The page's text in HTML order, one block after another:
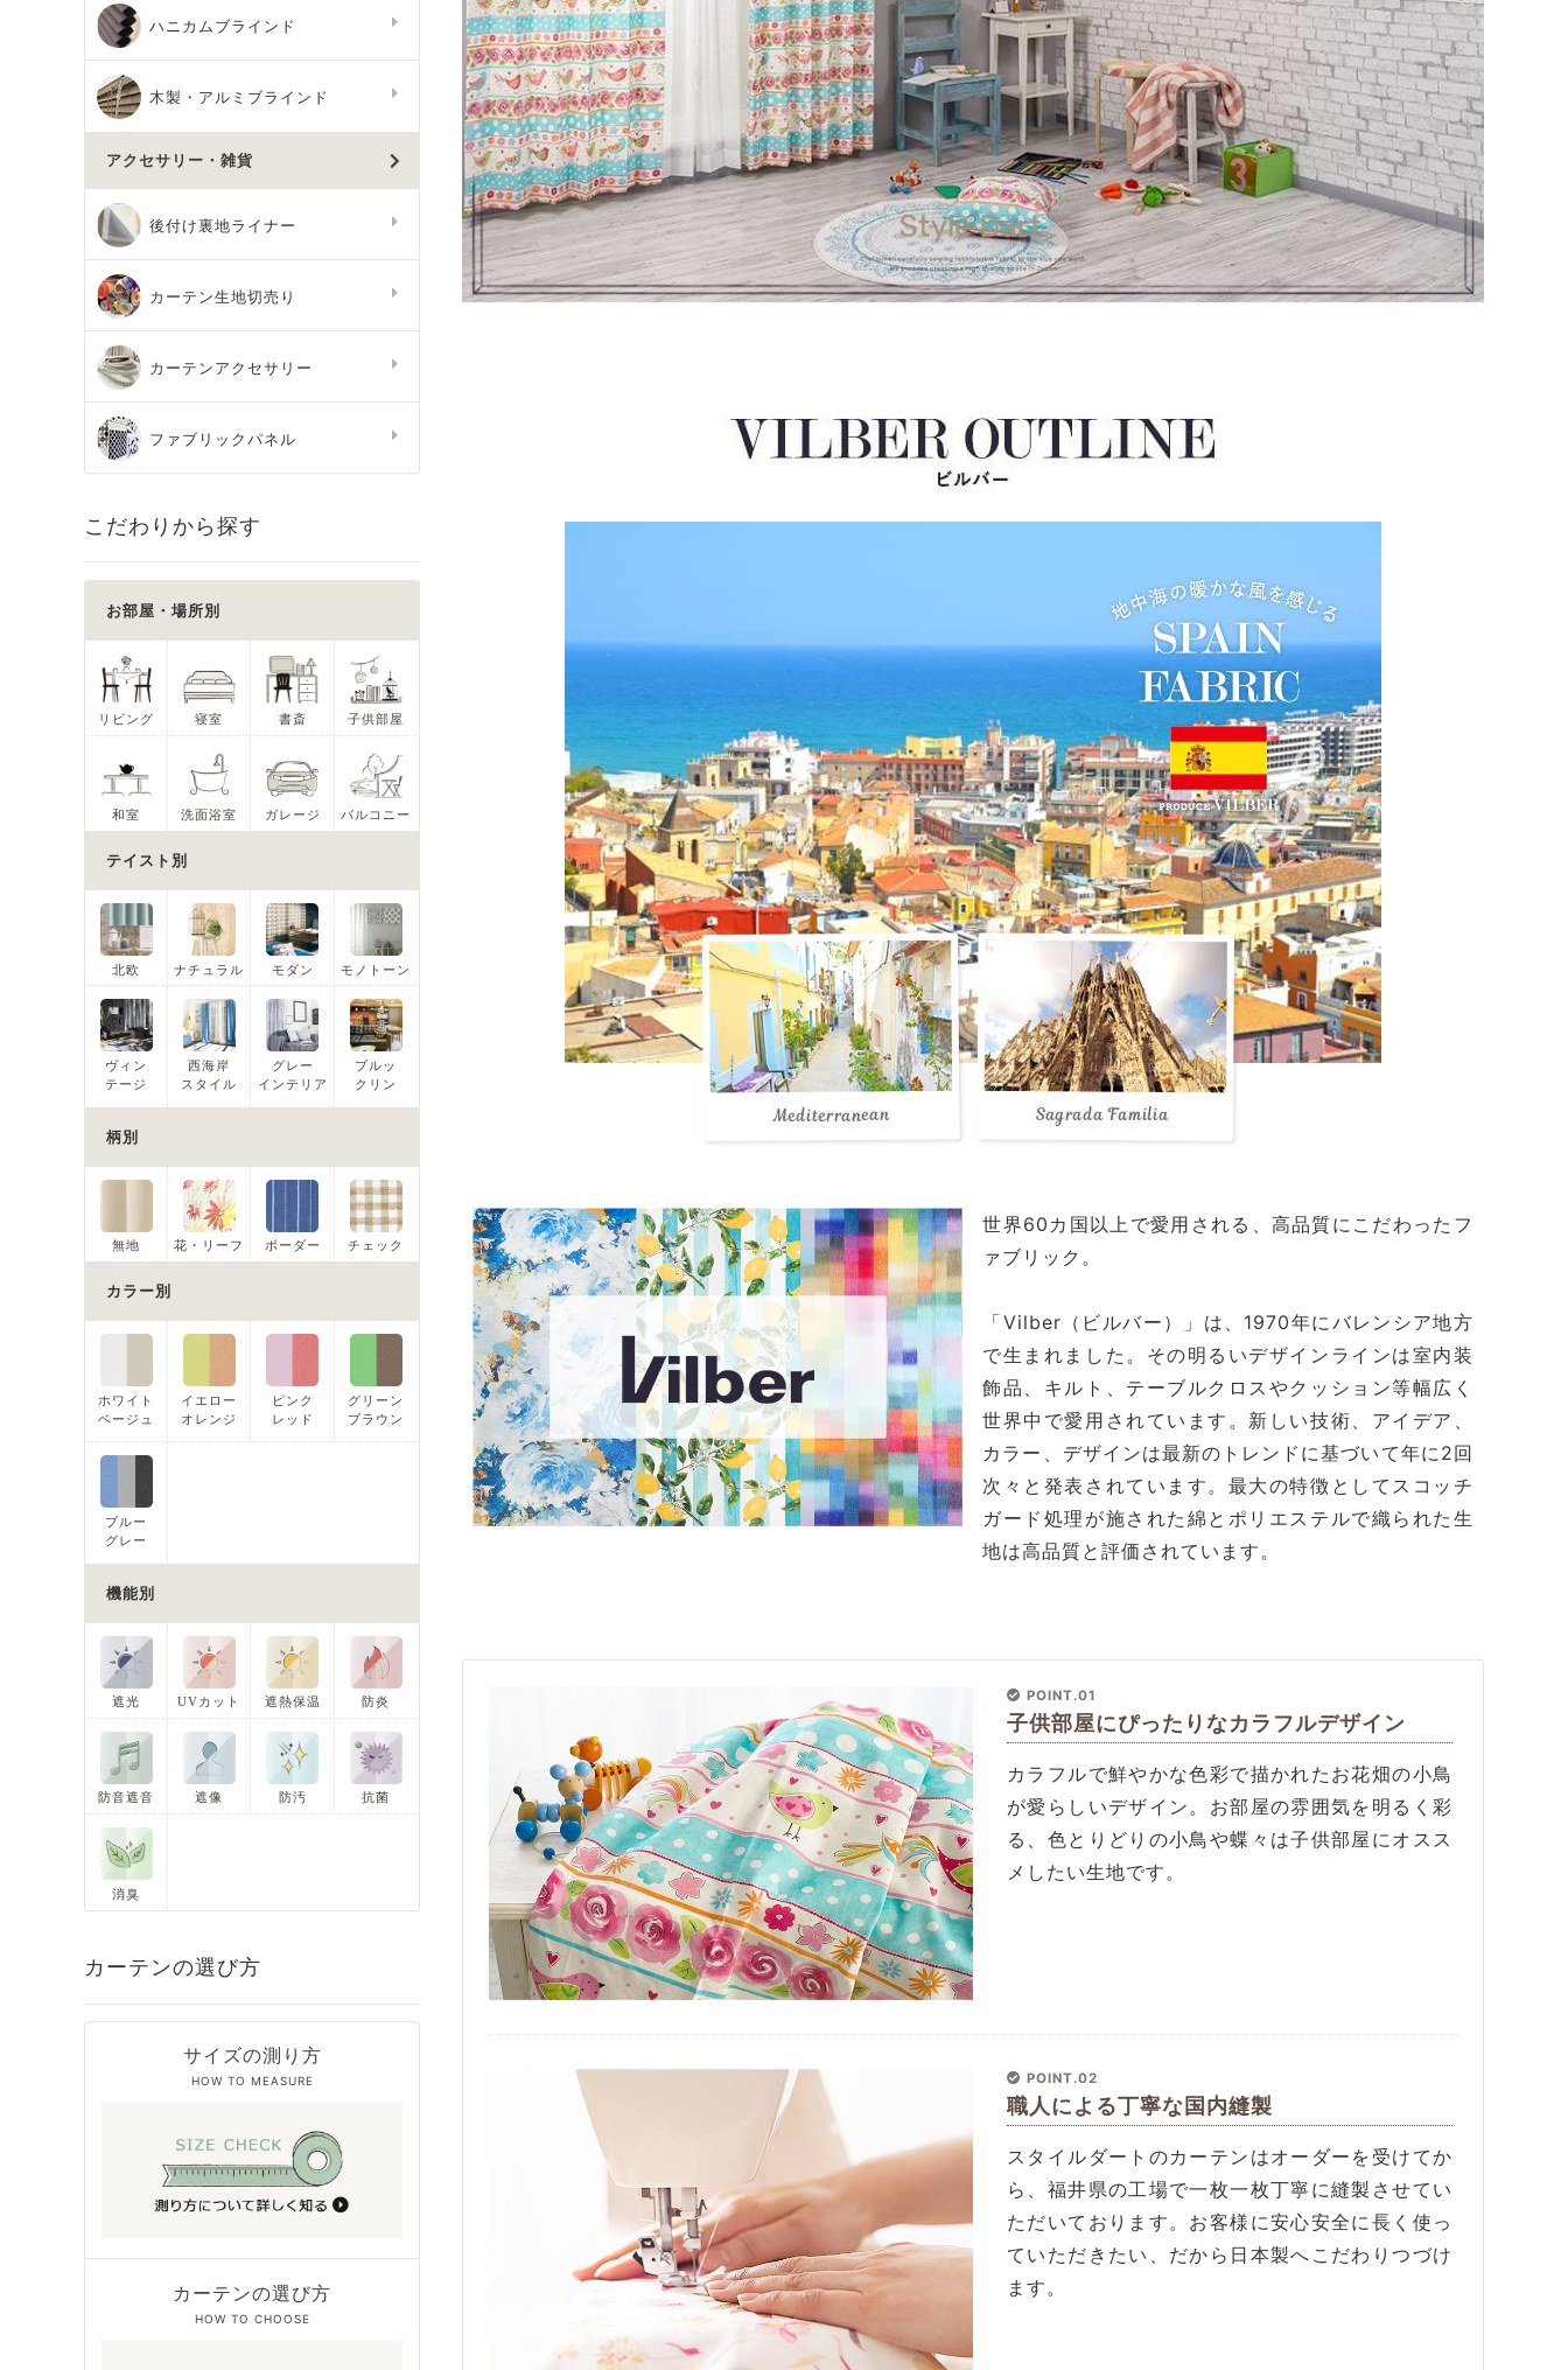
世界60カ国以上で愛用される、高品質にこだわったフ
ァブリック。
「Vilber（ビルバー）」は、1970年にバレンシア地方
で生まれました。その明るいデザインラインは室内装
飾品、キルト、テーブルクロスやクッション等幅広く
世界中で愛用されています。新しい技術、アイデア、
カラー、デザインは最新のトレンドに基づいて年に2回
次々と発表されています。最大の特徴としてスコッチ
ガード処理が施された綿とポリエステルで織られた生
地は高品質と評価されています。
POINT.01
子供部屋にぴったりなカラフルデザイン
カラフルで鮮やかな色彩で描かれたお花畑の小鳥
が愛らしいデザイン。お部屋の雰囲気を明るく彩
る、色とりどりの小鳥や蝶々は子供部屋にオスス
メしたい生地です。
POINT.02
職人による丁寧な国内縫製
スタイルダートのカーテンはオーダーを受けてか
ら、福井県の工場で一枚一枚丁寧に縫製させてい
ただいております。お客様に安心安全に長く使っ
ていただきたい、だから日本製へこだわりつづけ
ます。
ハニカムブラインド
木製・アルミブラインド
アクセサリー・雑貨
後付け裏地ライナー
カーテン生地切売り
カーテンアクセサリー
ファブリックパネル
こだわりから探す
お部屋・場所別
リビング 寝室 書斎 子供部屋
和室 洗面浴室 ガレージ バルコニー
テイスト別
北欧 ナチュラル モダン モノトーン
ヴィン
テージ
西海岸
スタイル
グレー
インテリア
ブルッ
クリン
柄別
無地 花・リーフ ボーダー チェック
カラー別
ホワイト
ベージュ
イエロー
オレンジ
ピンク
レッド
グリーン
ブラウン
ブルー
グレー
機能別
遮光 UVカット 遮熱保温 防炎
防音遮音 遮像 防汚 抗菌
消臭
カーテンの選び方
サイズの測り方
HOW TO MEASURE
カーテンの選び方
HOW TO CHOOSE